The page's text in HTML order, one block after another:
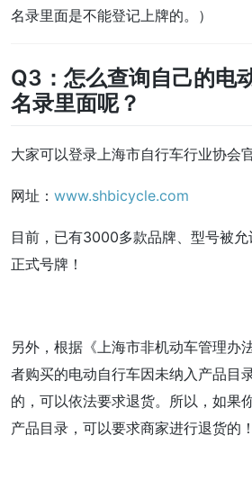
名录里面是不能登记上牌的。）
Q3：怎么查询自己的电
名录里面呢？
大家可以登录上海市自行车行业协会
网址： www.shbicycle.com
目前，已有3000多款品牌、型号被
正式号牌！
另外，根据《上海市非机动车管理办
者购买的电动自行车因未纳入产品目
的，可以依法要求退货。所以，如果
产品目录，可以要求商家进行退货的！